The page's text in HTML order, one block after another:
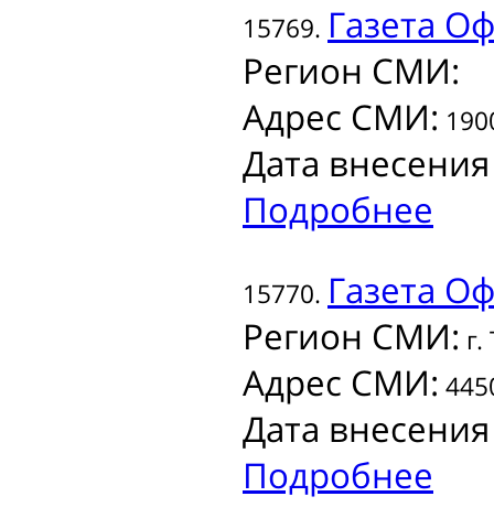
15769. Газета
Регион СМИ:
Адрес СМИ:
Дата
Подробнее
15770. Газета
Регион СМИ:
Адрес СМИ:
Дата
Подробнее